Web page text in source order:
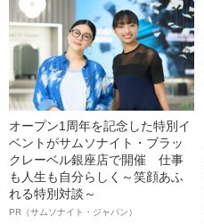
オープン1周年を記念した特別イ
ベントがサムソナイト・ブラッ
クレーベル銀座店で開催 仕事
も人生も自分らしく～笑顔あふ
れる特別対談～
PR（サムソナイト・ジャパン）